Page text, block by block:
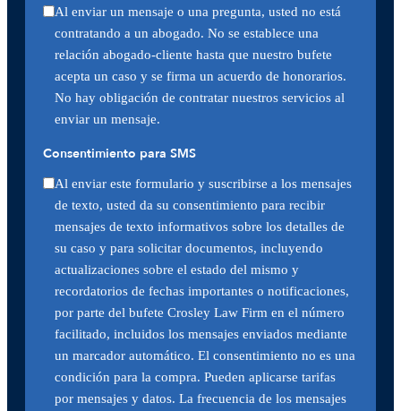
Al enviar un mensaje o una pregunta, usted no está
contratando a un abogado. No se establece una
relación abogado-cliente hasta que nuestro bufete
acepta un caso y se firma un acuerdo de honorarios.
No hay obligación de contratar nuestros servicios al
enviar un mensaje.
Consentimiento para SMS
Al enviar este formulario y suscribirse a los mensajes
de texto, usted da su consentimiento para recibir
mensajes de texto informativos sobre los detalles de
su caso y para solicitar documentos, incluyendo
actualizaciones sobre el estado del mismo y
recordatorios de fechas importantes o notificaciones,
por parte del bufete Crosley Law Firm en el número
facilitado, incluidos los mensajes enviados mediante
un marcador automático. El consentimiento no es una
condición para la compra. Pueden aplicarse tarifas
por mensajes y datos. La frecuencia de los mensajes